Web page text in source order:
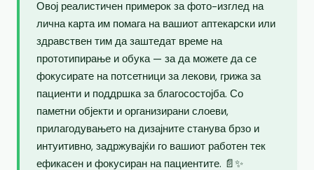
Овој реалистичен примерок за фото-изглед на
лична карта им помага на вашиот аптекарски или
здравствен тим да заштедат време на
прототипирање и обука — за да можете да се
фокусирате на потсетници за лекови, грижа за
пациенти и поддршка за благосостојба. Со
паметни објекти и организирани слоеви,
прилагодувањето на дизајните станува брзо и
интуитивно, задржувајќи го вашиот работен тек
ефикасен и фокусиран на пациентите. 📄✨